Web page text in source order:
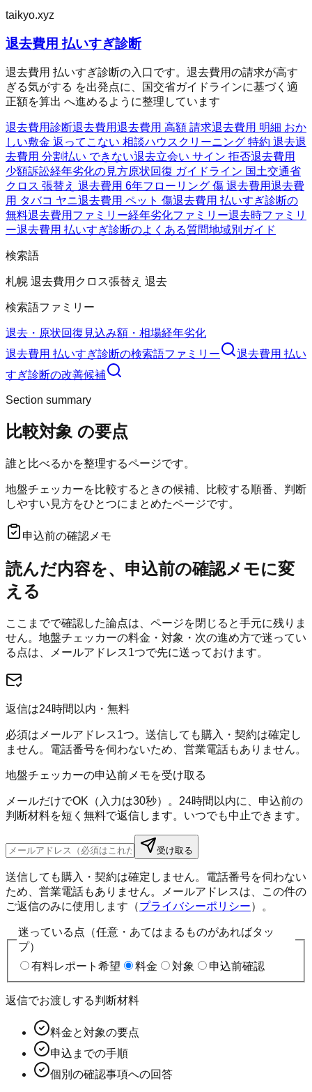
taikyo.xyz
退去費用 払いすぎ診断
退去費用 払いすぎ診断の入口です。退去費用の請求が高す
ぎる気がする を出発点に、国交省ガイドラインに基づく適
正額を算出 へ進めるように整理しています
退去費用診断退去費用退去費用 高額 請求退去費用 明細 おか
しい敷金 返ってこない 相談ハウスクリーニング 特約 退去退
去費用 分割払い できない退去立会い サイン 拒否退去費用
少額訴訟経年劣化の見方原状回復 ガイドライン 国土交通省
クロス 張替え 退去費用 6年フローリング 傷 退去費用退去費
用 タバコ ヤニ退去費用 ペット 傷退去費用 払いすぎ診断の
無料退去費用ファミリー経年劣化ファミリー退去時ファミリ
ー退去費用 払いすぎ診断のよくある質問地域別ガイド
検索語
札幌 退去費用 クロス張替え 退去
検索語ファミリー
退去・原状回復 見込み額・相場経年劣化
退去費用 払いすぎ診断の検索語ファミリー
退去費用 払い
すぎ診断の改善候補
Section summary
比較対象 の要点
誰と比べるかを整理するページです。
地盤チェッカーを比較するときの候補、比較する順番、判断
しやすい見方をひとつにまとめたページです。
申込前の確認メモ
読んだ内容を、申込前の確認メモに変
える
ここまでで確認した論点は、ページを閉じると手元に残りま
せん。 地盤チェッカーの料金・対象・次の進め方で迷ってい
る点は、メールアドレス1つで先に送っておけます。
返信は24時間以内・無料
必須はメールアドレス1つ。送信しても購入・契約は確定し
ません。電話番号を伺わないため、営業電話もありません。
地盤チェッカーの申込前メモを受け取る
メールだけでOK（入力は30秒）。24時間以内に、申込前の
判断材料を短く無料で返信します。いつでも中止できます。
受け取る
送信しても購入・契約は確定しません。電話番号を伺わない
ため、営業電話もありません。メールアドレスは、この件の
ご返信のみに使用します（プライバシーポリシー）。
迷っている点（任意・あてはまるものがあればタッ
プ）
有料レポート希望
料金 対象 申込前確認
返信でお渡しする判断材料
料金と対象の要点
申込までの手順
個別の確認事項への回答